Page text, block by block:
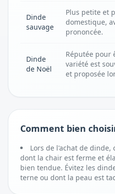
Dinde
sauvage
Plus petite et
domestique,
prononcée.
Dinde
de Noël
Réputée pour
variété est
et proposée
Comment bien
Lors de l'achat de dinde,
dont la chair est ferme et
bien tendue. Évitez les
terne ou dont la peau est